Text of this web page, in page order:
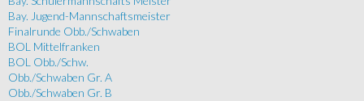
Bay. Jugend-Mannschaftsmeister
Finalrunde Obb./Schwaben
BOL Mittelfranken
BOL Obb./Schw.
Obb./Schwaben Gr. A
Obb./Schwaben Gr. B